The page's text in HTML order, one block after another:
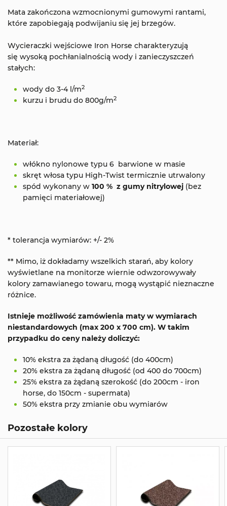
Mata zakończona wzmocnionymi gumowymi rantami,
które zapobiegają podwijaniu się jej brzegów.
Wycieraczki wejściowe Iron Horse charakteryzują
się wysoką pochłanialnością wody i zanieczyszczeń
stałych:
wody do 3-4 l/m2
kurzu i brudu do 800g/m2
Materiał:
włókno nylonowe typu 6 barwione w masie
skręt włosa typu High-Twist termicznie utrwalony
spód wykonany w 100 % z gumy nitrylowej (bez
pamięci materiałowej)
* tolerancja wymiarów: +/- 2%
** Mimo, iż dokładamy wszelkich starań, aby kolory
wyświetlane na monitorze wiernie odwzorowywały
kolory zamawianego towaru, mogą wystąpić nieznaczne
różnice.
Istnieje możliwość zamówienia maty w wymiarach
niestandardowych (max 200 x 700 cm). W takim
przypadku do ceny należy doliczyć:
10% ekstra za żądaną długość (do 400cm)
20% ekstra za żądaną długość (od 400 do 700cm)
25% ekstra za żądaną szerokość (do 200cm - iron
horse, do 150cm - supermata)
50% ekstra przy zmianie obu wymiarów
Pozostałe kolory